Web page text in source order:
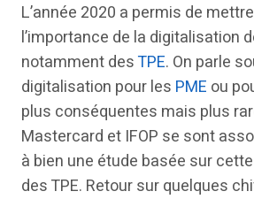
L’année 2020 a permis de
l’importance de la digitalisation
notamment desTPE. On parle
digitalisation pour les PME ou
plus conséquentes mais plus
Mastercard et IFOP se sont
à bien une étude basée sur
des TPE. Retour sur quelques